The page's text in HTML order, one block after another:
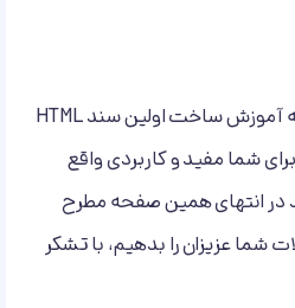
در انتها امیدواریم که جلسه آموزش ساخت اولین سند HTML
شما مفید و کاربردی واقع
در انتهای همین صفحه مطرح
شما عزیزان را بدهیم، با تشکر